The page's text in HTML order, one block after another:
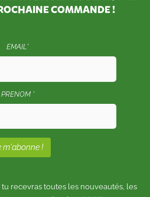
COMMANDE !
EMAIL*
PRENOM *
recevras toutes les nouveautés, les